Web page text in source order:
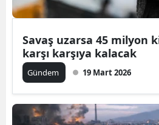
Savaş uzarsa 45 milyon
karşı karşıya kalacak
Gündem 19 Mart 2026